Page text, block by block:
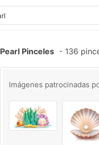
Pearl Pinceles - 136
Imágenes patrocinadas